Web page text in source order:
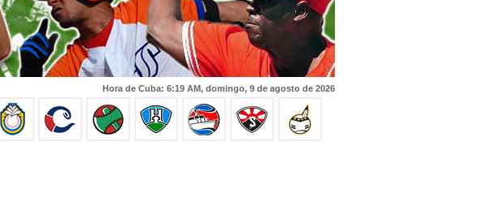
Hora de Cuba: 6:19 AM, domingo, 9 de agosto de 2026